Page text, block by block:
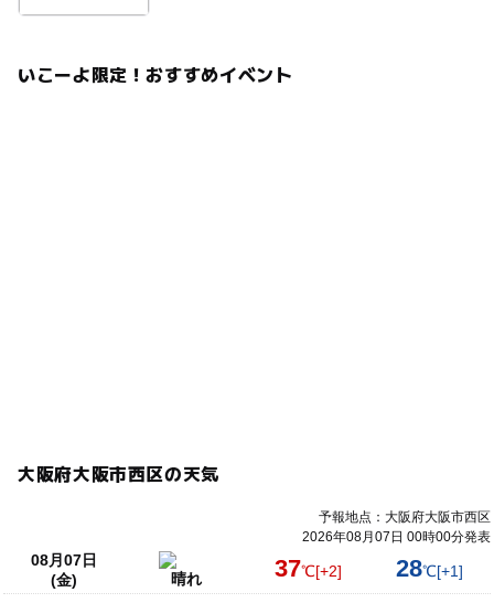
いこーよ限定！おすすめイベント
大阪府大阪市西区の天気
予報地点：大阪府大阪市西区
2026年08月07日 00時00分発表
08月07日
(金)
晴れ 37℃[+2] 28℃[+1]